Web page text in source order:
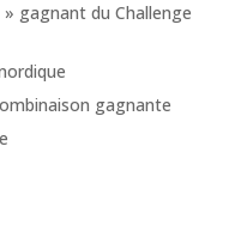
gagnant du Challenge
gagnante